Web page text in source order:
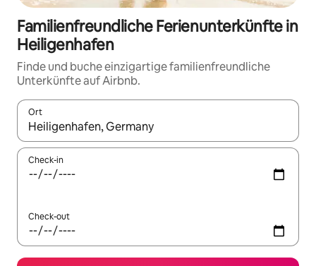
Familienfreundliche Ferienunterkünfte in
Heiligenhafen
Finde und buche einzigartige familienfreundliche
Unterkünfte auf Airbnb.
Ort
Wenn Ergebnisse verfügbar sind, navigiere mit den
Check-in
Check-out